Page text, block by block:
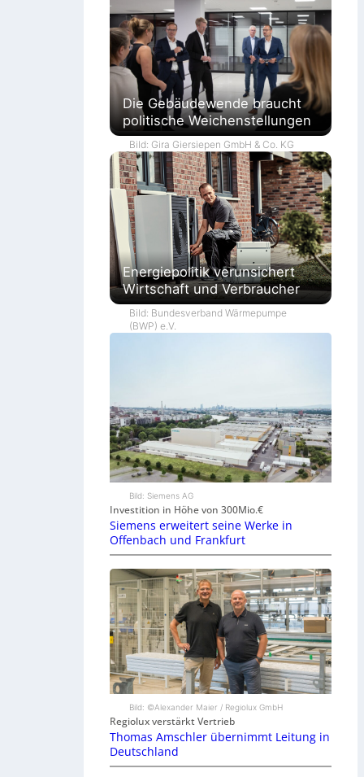
Die Gebäudewende braucht
politische Weichenstellungen
Bild: Gira Giersiepen GmbH & Co. KG
Energiepolitik verunsichert
Wirtschaft und Verbraucher
Bild: Bundesverband Wärmepumpe
(BWP) e.V.
Bild: Siemens AG
Investition in Höhe von 300Mio.€
Siemens erweitert seine Werke in
Offenbach und Frankfurt
Bild: ©Alexander Maier / Regiolux GmbH
Regiolux verstärkt Vertrieb
Thomas Amschler übernimmt Leitung in
Deutschland